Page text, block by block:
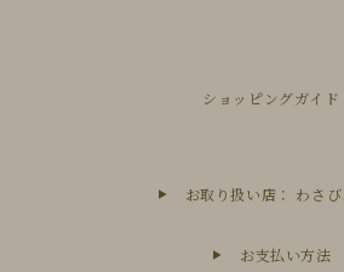
ショッピングガイド
お取り扱い店： わさ
お支払い方法